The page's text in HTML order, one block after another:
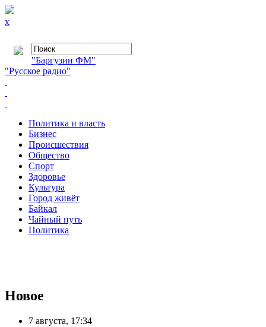
x
"Баргузин ФМ"
"Русское радио"
Политика и власть
Бизнес
Происшествия
Общество
Cпорт
Здоровье
Культура
Город живёт
Байкал
Чайный путь
Политика
Новое
7 августа, 17:34